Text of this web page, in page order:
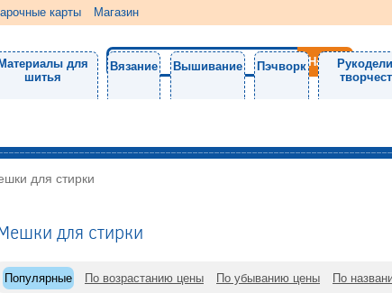
карты Магазин
Материалы для
шитья
Вязание Вышивание Пэчворк
для стирки
для стирки
Популярные По возрастанию цены По убыванию цены По